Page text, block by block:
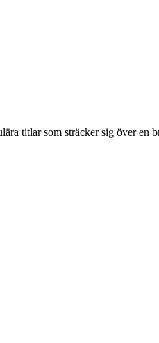
titlar som sträcker sig över en